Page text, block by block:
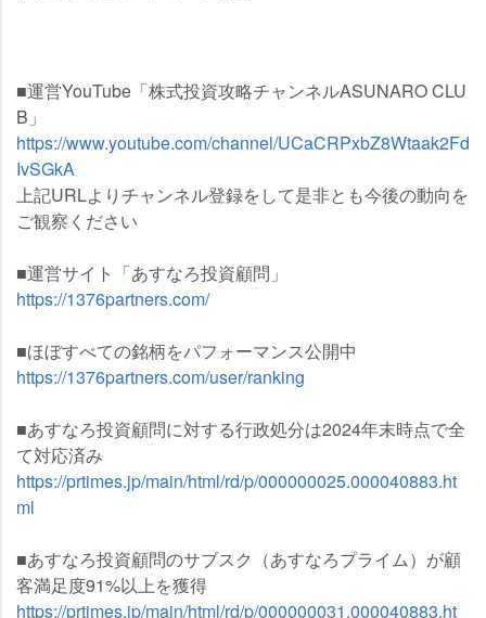
■運営YouTube「株式投資攻略チャンネルASUNARO CLU
B」
https://www.youtube.com/channel/UCaCRPxbZ8Wtaak2Fd
IvSGkA
上記URLよりチャンネル登録をして是非とも今後の動向を
ご観察ください
■運営サイト「あすなろ投資顧問」
https://1376partners.com/
■ほぼすべての銘柄をパフォーマンス公開中
https://1376partners.com/user/ranking
■あすなろ投資顧問に対する行政処分は2024年末時点で全
て対応済み
https://prtimes.jp/main/html/rd/p/000000025.000040883.ht
ml
■あすなろ投資顧問のサブスク（あすなろプライム）が顧
客満足度91%以上を獲得
https://prtimes.jp/main/html/rd/p/000000031.000040883.ht